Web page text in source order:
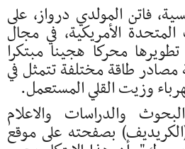
فاتن المولدي درواز، على
المتحدة الأمريكية، في مجال
محركا هجينا مبتكرا
مصادر طاقة مختلفة تتمثل في
وزيت القلي المستعمل.
والدراسات والاعلام
بصفحته على موقع